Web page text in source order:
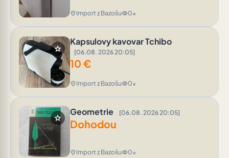
location_on Import z Bazošuvisibility0x
star
Kapsulovy kavovar Tchibo
[06.08. 2026 20:05]
10 €
location_on Import z Bazošuvisibility0x
star
Geometrie [06.08. 2026 20:05]
Dohodou
location_on Import z Bazošuvisibility0x